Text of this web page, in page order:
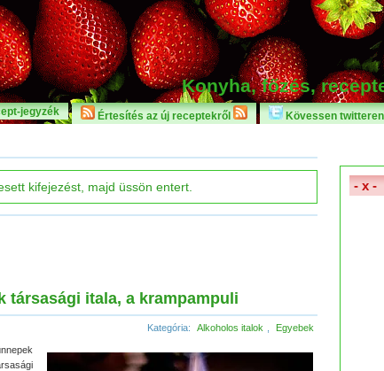
Konyha, főzés,
jegyzék Értesítés az új receptekről Kövessen twitteren
társasági itala, a krampampuli
Kategória: Alkoholos italok Egyebek
- x -